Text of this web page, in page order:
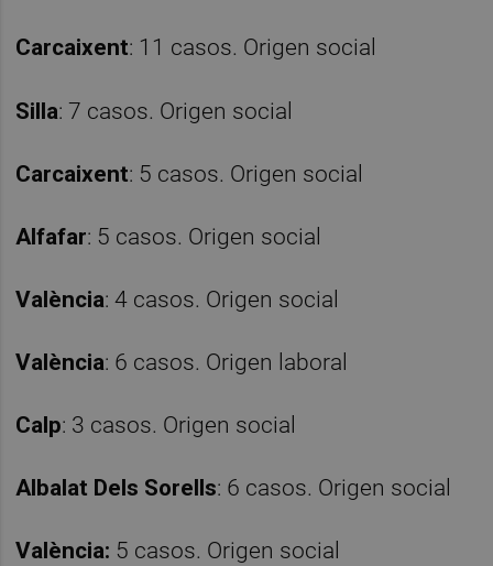
Carcaixent: 11 casos. Origen social
Silla: 7 casos. Origen social
Carcaixent: 5 casos. Origen social
Alfafar: 5 casos. Origen social
València: 4 casos. Origen social
València: 6 casos. Origen laboral
Calp: 3 casos. Origen social
Albalat Dels Sorells: 6 casos. Origen social
València: 5 casos. Origen social